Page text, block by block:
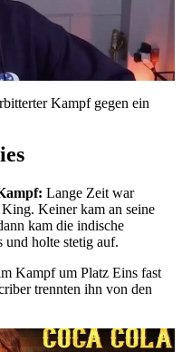
Kampf gegen ein
Lange Zeit war
Keiner kam an seine
kam die indische
holte stetig auf.
Kampf um Platz Eins fast
trennten ihn von den